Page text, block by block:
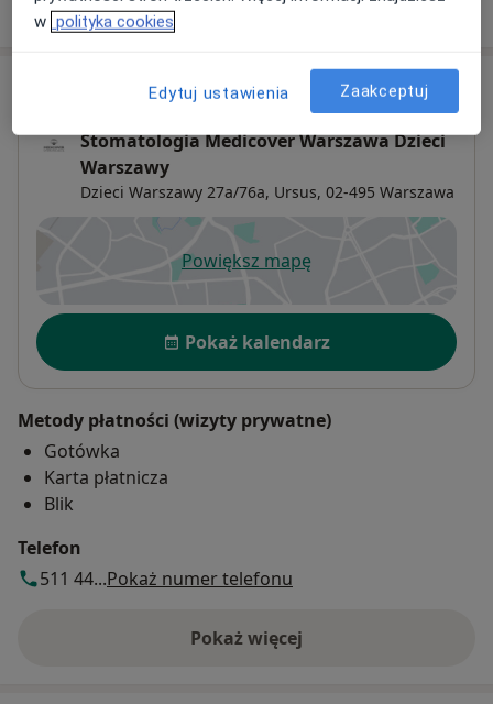
W jaki sposób ustalane są ceny?
Stomatologia Medicover Warszawa Dzieci
Warszawy
Dzieci Warszawy 27a/76a, Ursus, 02-495 Warszawa
Powiększ mapęotwiera się w nowej karcie
Dostępność
Pokaż kalendarz
Metody płatności (wizyty prywatne)
Gotówka
Karta płatnicza
Blik
Telefon
511 44...Pokaż numer telefonu
Pokaż więcej
o adresie
w polityka cookies
Edytuj ustawienia Zaakceptuj